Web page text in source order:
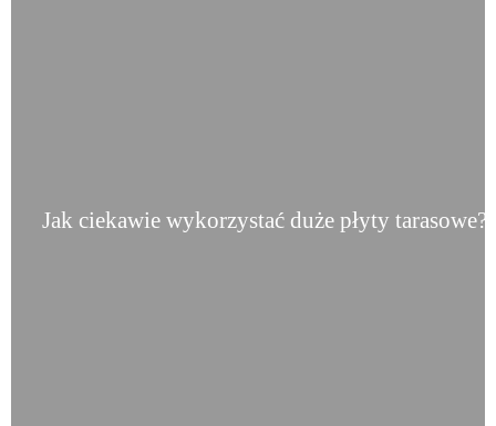
Jak ciekawie wykorzystać duże płyty tarasowe?